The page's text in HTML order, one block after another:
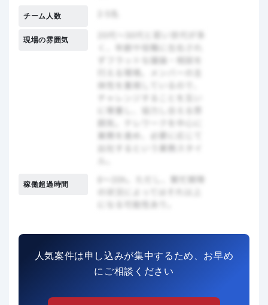
チーム人数
現場の雰囲気
稼働超過時間
人気案件は申し込みが集中するため、お早め
にご相談ください